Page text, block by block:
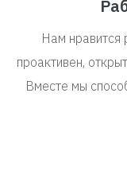
Нам нравится
проактивен,
Вместе мы